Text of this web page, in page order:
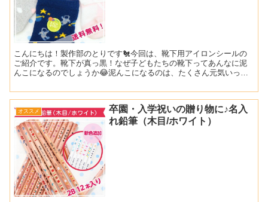
こんにちは！製作部のとりです🐔今回は、靴下用アイロンシールの
ご紹介です。靴下が真っ黒！なぜ子どもたちの靴下ってあんなに泥
んこになるのでしょうか😂泥んこになるのは、たくさん元気いっぱ
オススメ
卒園・入学祝いの贈り物に♪名入
れ鉛筆（木目/ホワイト）